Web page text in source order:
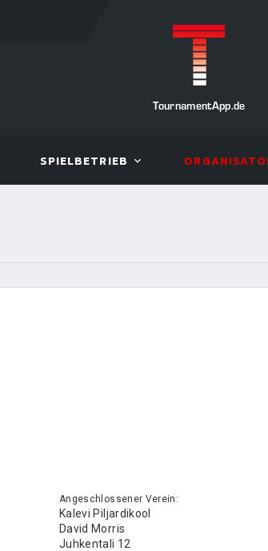
TournamentApp.de
SPIELBETRIEB
Angeschlossener Verein:
Kalevi Piljardikool
David Morris
Juhkentali 12